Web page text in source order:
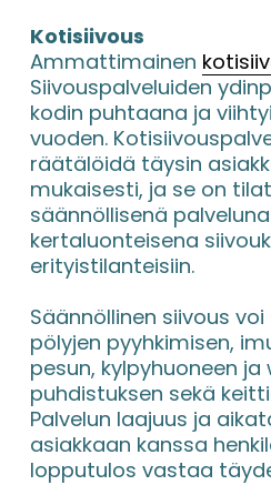
Kotisiivous
Ammattimainen
Siivouspalveluiden
kodin puhtaana ja
vuoden.
räätälöidä täysin
mukaisesti, ja se on
säännöllisenä
kertaluonteisena
erityistilanteisiin.
Säännöllinen siivous
pölyjen pyyhkimisen,
pesun, kylpyhuoneen
puhdistuksen sekä
Palvelun laajuus ja
asiakkaan kanssa
lopputulos vastaa